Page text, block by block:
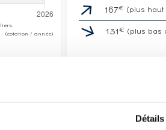
Détails
- (cotation / année)
167€ (plus haut
131€ (plus bas